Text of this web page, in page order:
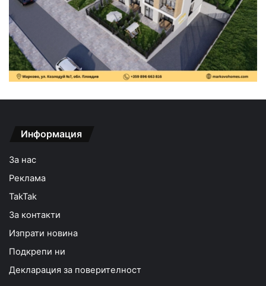
Информация
За нас
Реклама
TakTak
За контакти
Изпрати новина
Подкрепи ни
Декларация за поверителност